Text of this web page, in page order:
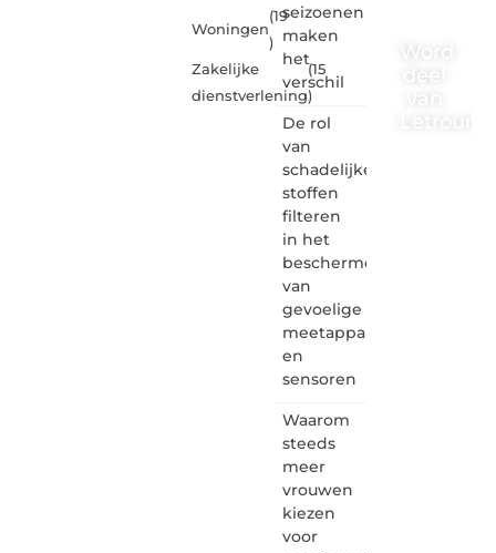
Woningen
(19
)
Zakelijke
dienstverlening
(15
)
seizoenen
maken
het
verschil
De rol
van
schadelijke
stoffen
filteren
in het
beschermen
van
gevoelige
meetapparatuur
en
sensoren
Waarom
steeds
meer
vrouwen
kiezen
voor